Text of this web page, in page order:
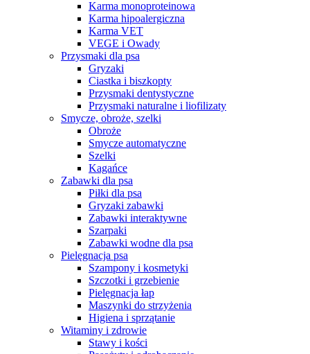
Karma monoproteinowa
Karma hipoalergiczna
Karma VET
VEGE i Owady
Przysmaki dla psa
Gryzaki
Ciastka i biszkopty
Przysmaki dentystyczne
Przysmaki naturalne i liofilizaty
Smycze, obroże, szelki
Obroże
Smycze automatyczne
Szelki
Kagańce
Zabawki dla psa
Piłki dla psa
Gryzaki zabawki
Zabawki interaktywne
Szarpaki
Zabawki wodne dla psa
Pielęgnacja psa
Szampony i kosmetyki
Szczotki i grzebienie
Pielęgnacja łap
Maszynki do strzyżenia
Higiena i sprzątanie
Witaminy i zdrowie
Stawy i kości